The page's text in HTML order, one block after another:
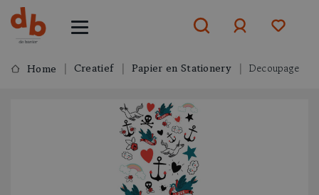
ofaanmelden
Home Creatief Papier en Stationery Decoupage